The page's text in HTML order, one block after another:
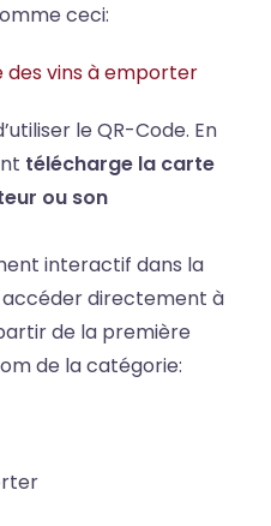
ceci:
vins à emporter
le QR-Code. En
télécharge la carte
ou son
interactif dans la
directement à
de la première
de la catégorie: